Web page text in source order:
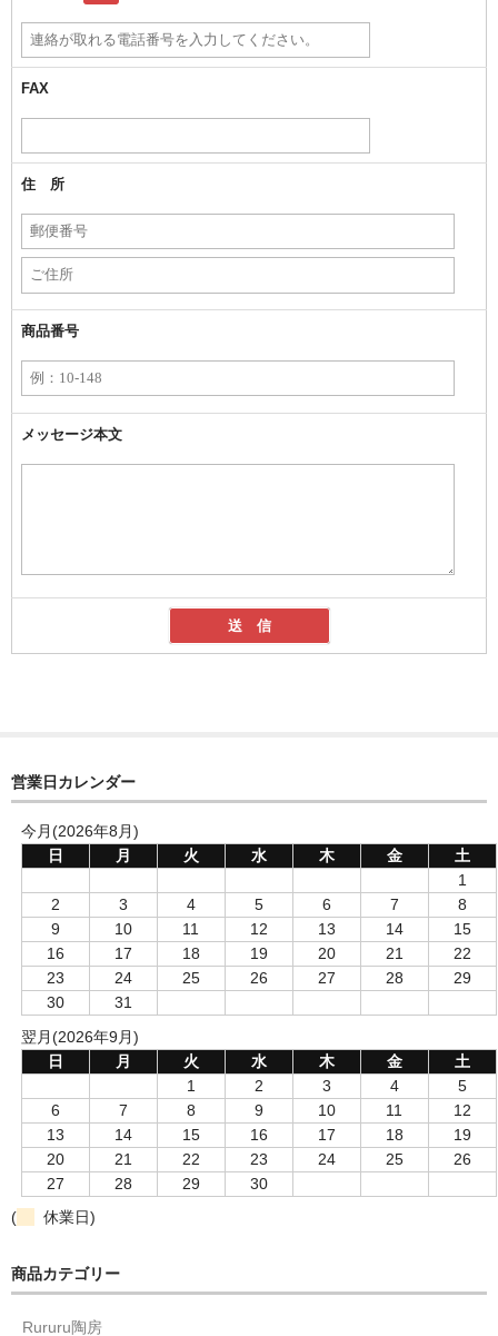
FAX
住 所
商品番号
メッセージ本文
営業日カレンダー
今月(2026年8月)
日
月 火 水 木 金
土
1
2
3 4 5 6 7
8
9
10 11 12 13 14
15
16
17 18 19 20 21
22
23
24 25 26 27 28
29
30
31
翌月(2026年9月)
日
月 火 水 木 金
土
1
2 3 4
5
6
7 8 9 10 11
12
13
14 15 16 17 18
19
20
21 22 23 24 25
26
27
28 29
30
(
休業日)
商品カテゴリー
Rururu陶房